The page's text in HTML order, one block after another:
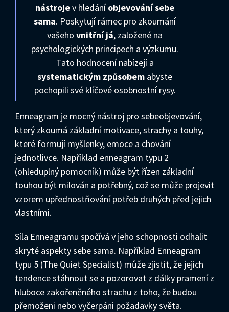
nástrojev hledáníobjevování sebe
sama. Poskytují rámec pro zkoumání
vašeho vnitřní já, založené na
psychologických principech a výzkumu.
Tato hodnocení nabízejí a
systematickým způsobem abyste
pochopili své klíčové osobnostní rysy.
Enneagram je mocný nástroj pro sebeobjevování,
který zkoumá základní motivace, strachy a touhy,
které formují myšlenky, emoce a chování
jednotlivce. Například enneagram typu 2
(ohleduplný pomocník) může být řízen základní
touhou být milován a potřebný, což se může projevit
vzorem upřednostňování potřeb druhých před jejich
vlastními.
Síla Enneagramu spočívá v jeho schopnosti odhalit
skryté aspekty sebe sama. Například Enneagram
typu 5 (The Quiet Specialist) může zjistit, že jejich
tendence stáhnout se a pozorovat z dálky pramení z
hluboce zakořeněného strachu z toho, že budou
přemoženi nebo vyčerpáni požadavky světa.